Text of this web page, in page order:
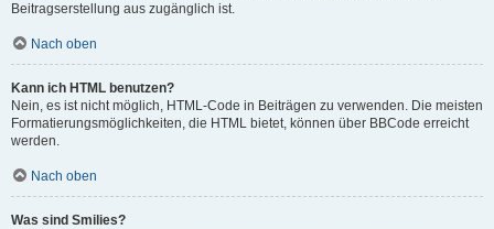
Beitragserstellung aus zugänglich ist.
Nach oben
Kann ich HTML benutzen?
Nein, es ist nicht möglich, HTML-Code in Beiträgen zu verwenden. Die meisten
Formatierungsmöglichkeiten, die HTML bietet, können über BBCode erreicht
werden.
Nach oben
Was sind Smilies?